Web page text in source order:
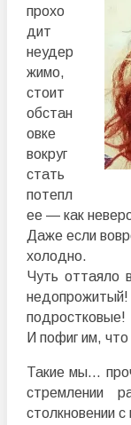
прохо
дит
неудер
жимо,
стоит
обстан
овке
вокруг
стать
потепл
ее — как
Даже если
холодно.
Чуть оттаяло
подростковые!
И пофиг им,
Такие мы…
стремлении
столкновении